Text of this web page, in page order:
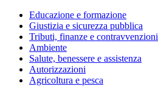
Educazione e formazione
Giustizia e sicurezza pubblica
Tributi, finanze e contravvenzioni
Ambiente
Salute, benessere e assistenza
Autorizzazioni
Agricoltura e pesca